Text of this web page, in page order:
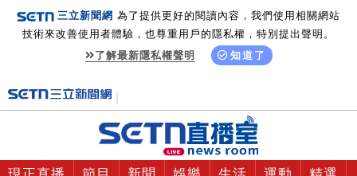
三立新聞網 為了提供更好的閱讀內容，我們使用相關網站
技術來改善使用者體驗，也尊重用戶的隱私權，特別提出聲明。
了解最新隱私權聲明
知道了